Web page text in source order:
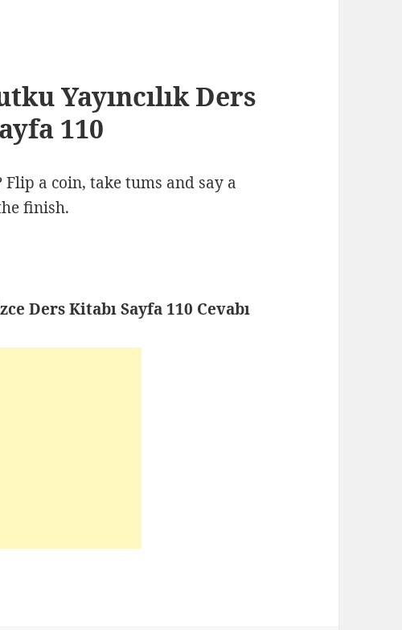
Yayıncılık Ders
110
Flip a coin, take tums and say a
finish.
Ders Kitabı Sayfa 110 Cevabı